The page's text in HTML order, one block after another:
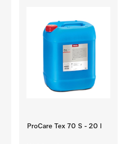
ProCare Tex 70 S - 20 l